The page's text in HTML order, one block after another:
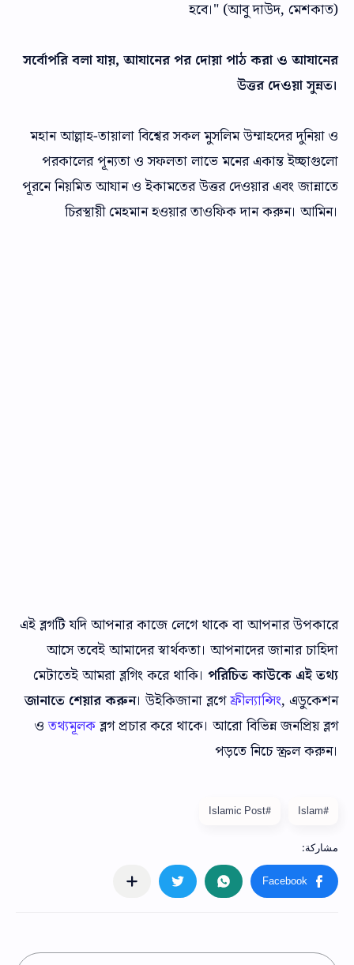
হবে।" (আবু দাউদ, মেশকাত)
সর্বোপরি বলা যায়, আযানের পর দোয়া পাঠ করা ও আযানের
উত্তর দেওয়া সুন্নত।
মহান আল্লাহ-তায়ালা বিশ্বের সকল মুসলিম উম্মাহদের দুনিয়া ও
পরকালের পূন্যতা ও সফলতা লাভে মনের একান্ত ইচ্ছাগুলো
পূরনে নিয়মিত আযান ও ইকামতের উত্তর দেওয়ার এবং জান্নাতে
চিরস্থায়ী মেহমান হওয়ার তাওফিক দান করুন। আমিন।
এই ব্লগটি যদি আপনার কাজে লেগে থাকে বা আপনার উপকারে
আসে তবেই আমাদের স্বার্থকতা। আপনাদের জানার চাহিদা
মেটাতেই আমরা ব্লগিং করে থাকি। পরিচিত কাউকে এই তথ্য
জানাতে শেয়ার করুন। উইকিজানা ব্লগেফ্রীল্যান্সিং, এডুকেশন
ওতথ্যমূলক ব্লগ প্রচার করে থাকে। আরো বিভিন্ন জনপ্রিয় ব্লগ
পড়তে নিচে স্ক্রল করুন।
#Islam
#Islamic Post